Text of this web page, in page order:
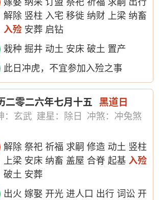
解除 竖柱 入宅 移徙 纳财 上梁 纳畜
入殓 安葬 启钻
栽种 掘井 动土 安床 破土 置产
此日冲虎，不宜参加入殓之事
二零二六年七月十五 黑道日
：玄武 建星：除日
冲煞：冲兔煞
解除 祭祀 祈福 求嗣 修造 动土 竖柱
上梁 安床 纳畜 盖屋 合脊 起基 入殓
破土 安葬
出火 嫁娶 开光 进人口 出行 词讼 开